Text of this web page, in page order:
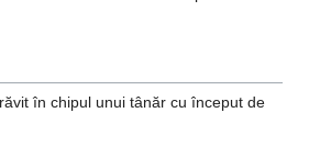
în chipul unui tânăr cu început de